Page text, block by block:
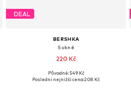
DEAL
BERSHKA
Sukně
220 Kč
Dostupné velikosti: 36, 38, 40, 42
Původně: 549 Kč
Poslední nejnižší cena:208 Kč